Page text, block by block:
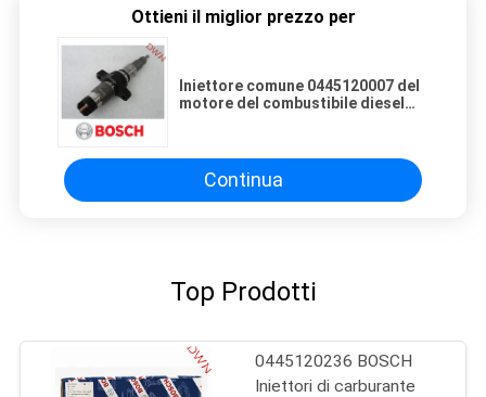
Ottieni il miglior prezzo per
Iniettore comune 0445120007 del
motore del combustibile diesel
Iveco
Continua
Top Prodotti
0445120236 BOSCH
Iniettori di carburante